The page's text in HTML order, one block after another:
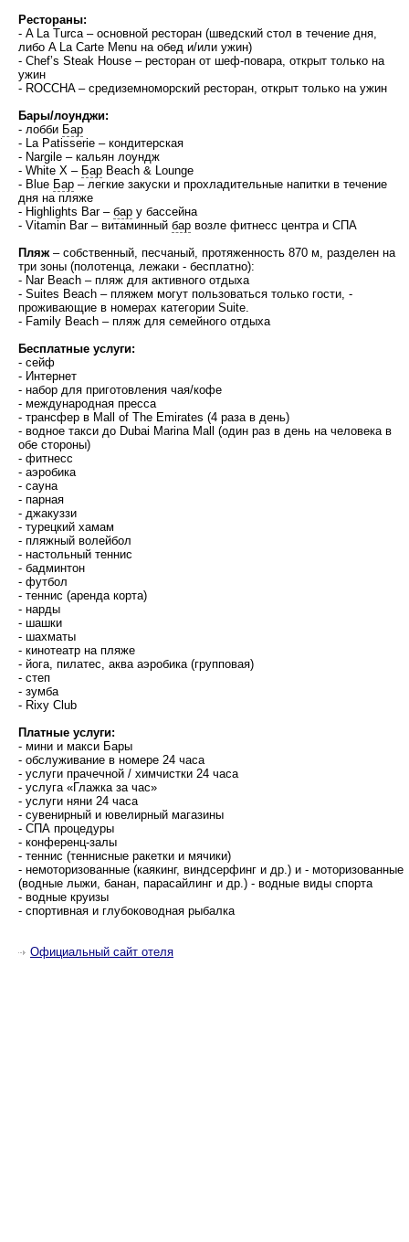
Рестораны:
- A La Turca – основной ресторан (шведский стол в течение дня,
либо A La Carte Menu на обед и/или ужин)
- Chef’s Steak House – ресторан от шеф-повара, открыт только на
ужин
- ROCCHA – средиземноморский ресторан, открыт только на ужин
Бары/лоунджи:
- лобби Бар
- La Patisserie – кондитерская
- Nargile – кальян лоундж
- White X – Бар Beach & Lounge
- Blue Бар – легкие закуски и прохладительные напитки в течение
дня на пляже
- Highlights Bar – бар у бассейна
- Vitamin Bar – витаминный бар возле фитнесс центра и СПА
Пляж – собственный, песчаный, протяженность 870 м, разделен на
три зоны (полотенца, лежаки - бесплатно):
- Nar Beach – пляж для активного отдыха
- Suites Beach – пляжем могут пользоваться только гости, -
проживающие в номерах категории Suite.
- Family Beach – пляж для семейного отдыха
Бесплатные услуги:
- сейф
- Интернет
- набор для приготовления чая/кофе
- международная пресса
- трансфер в Mall of The Emirates (4 раза в день)
- водное такси до Dubai Marina Mall (один раз в день на человека в
обе стороны)
- фитнесс
- аэробика
- сауна
- парная
- джакуззи
- турецкий хамам
- пляжный волейбол
- настольный теннис
- бадминтон
- футбол
- теннис (аренда корта)
- нарды
- шашки
- шахматы
- кинотеатр на пляже
- йога, пилатес, аква аэробика (групповая)
- степ
- зумба
- Rixy Club
Платные услуги:
- мини и макси Бары
- обслуживание в номере 24 часа
- услуги прачечной / химчистки 24 часа
- услуга «Глажка за час»
- услуги няни 24 часа
- сувенирный и ювелирный магазины
- СПА процедуры
- конференц-залы
- теннис (теннисные ракетки и мячики)
- немоторизованные (каякинг, виндсерфинг и др.) и - моторизованные
(водные лыжи, банан, парасайлинг и др.) - водные виды спорта
- водные круизы
- спортивная и глубоководная рыбалка
Официальный сайт отеля